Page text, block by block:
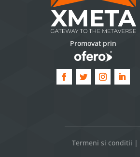
Promovat prin
Termeni si conditii |